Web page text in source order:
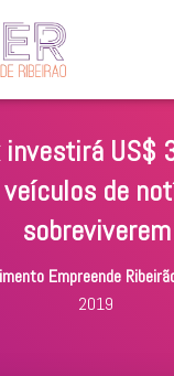
investirá US$
veículos de
sobreviverem
Empreende
2019